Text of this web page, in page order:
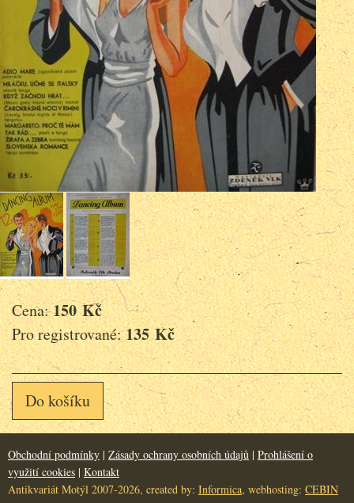
Cena:150 Kč
Pro registrované:135 Kč
Do košíku
Obchodní podmínky | Zásady ochrany osobních údajů | Prohlášení o
využití cookies | Kontakt
Antikvariát Motýl 2007-2026, created by: Informica, webhosting: CEBIN